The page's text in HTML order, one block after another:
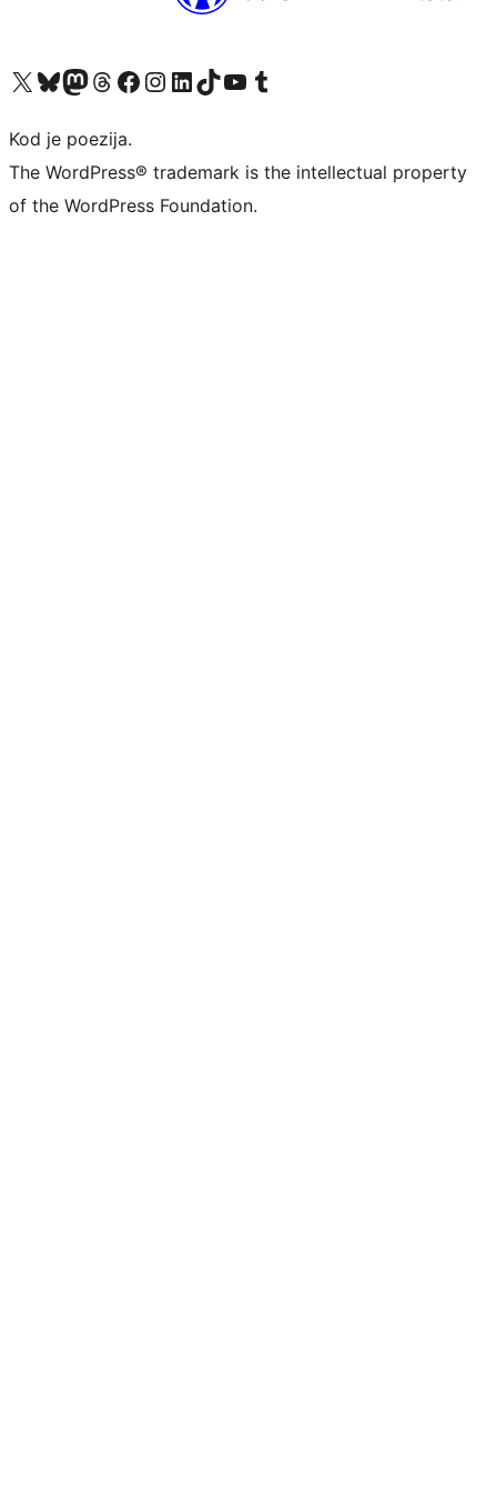
Visit our X (formerly Twitter) account
Visit our Bluesky account
Visit our Mastodon account
Visit our Threads account
Visit our Facebook page
Visit our Instagram account
Visit our LinkedIn account
Visit our TikTok account
Visit our YouTube channel
Visit our Tumblr account
Kod je poezija.
The WordPress® trademark is the intellectual property
of the WordPress Foundation.